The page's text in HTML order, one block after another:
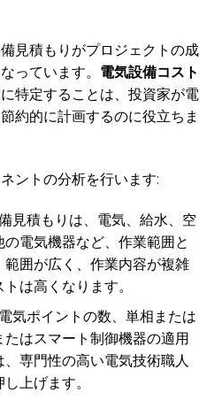
見積もりがプロジェクトの成
っています。 電気設備コスト
特定することは、投資家が電
約的に計画するのに役立ちま
ントの分析を行います:
見積もりは、電気、給水、空
電気機器など、作業範囲と
囲が広く、作業内容が複雑
は高くなります。
気ポイントの数、単相または
はスマート制御機器の適用
専門性の高い電気技術職人
上げます。